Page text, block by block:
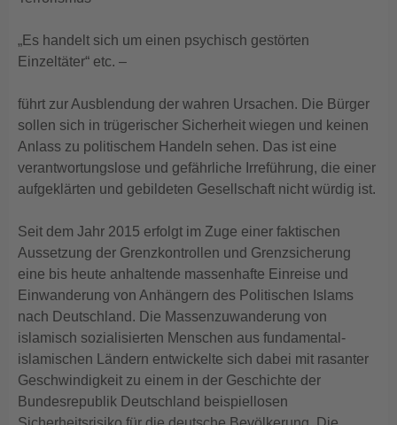
„Es handelt sich um einen psychisch gestörten
Einzeltäter“ etc. –
führt zur Ausblendung der wahren Ursachen. Die Bürger
sollen sich in trügerischer Sicherheit wiegen und keinen
Anlass zu politischem Handeln sehen. Das ist eine
verantwortungslose und gefährliche Irreführung, die einer
aufgeklärten und gebildeten Gesellschaft nicht würdig ist.
Seit dem Jahr 2015 erfolgt im Zuge einer faktischen
Aussetzung der Grenzkontrollen und Grenzsicherung
eine bis heute anhaltende massenhafte Einreise und
Einwanderung von Anhängern des Politischen Islams
nach Deutschland. Die Massenzuwanderung von
islamisch sozialisierten Menschen aus fundamental-
islamischen Ländern entwickelte sich dabei mit rasanter
Geschwindigkeit zu einem in der Geschichte der
Bundesrepublik Deutschland beispiellosen